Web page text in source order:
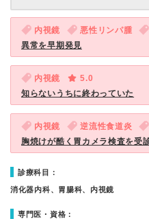
内視鏡 悪性リンパ腫
異常を早期発見
内視鏡
5.0
知らないうちに終わっていた
内視鏡 逆流性食道炎
胸焼けが酷く胃カメラ検査を受
診療科目：
消化器内科、胃腸科、内視鏡
専門医・資格：